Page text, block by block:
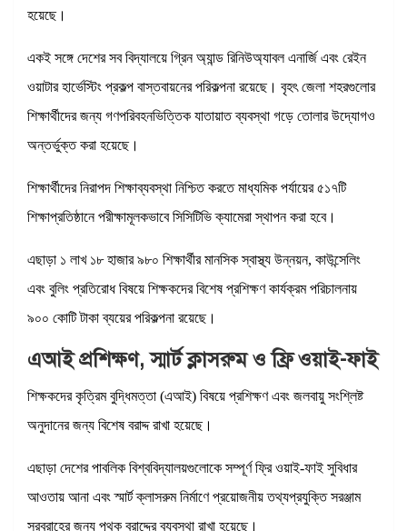
হয়েছে।
একই সঙ্গে দেশের সব বিদ্যালয়ে গ্রিন অ্যান্ড রিনিউঅ্যাবল এনার্জি এবং রেইন
ওয়াটার হার্ভেস্টিং প্রকল্প বাস্তবায়নের পরিকল্পনা রয়েছে। বৃহৎ জেলা শহরগুলোর
শিক্ষার্থীদের জন্য গণপরিবহনভিত্তিক যাতায়াত ব্যবস্থা গড়ে তোলার উদ্যোগও
অন্তর্ভুক্ত করা হয়েছে।
শিক্ষার্থীদের নিরাপদ শিক্ষাব্যবস্থা নিশ্চিত করতে মাধ্যমিক পর্যায়ের ৫১৭টি
শিক্ষাপ্রতিষ্ঠানে পরীক্ষামূলকভাবে সিসিটিভি ক্যামেরা স্থাপন করা হবে।
এছাড়া ১ লাখ ১৮ হাজার ৯৮০ শিক্ষার্থীর মানসিক স্বাস্থ্য উন্নয়ন, কাউন্সেলিং
এবং বুলিং প্রতিরোধ বিষয়ে শিক্ষকদের বিশেষ প্রশিক্ষণ কার্যক্রম পরিচালনায়
৯০০ কোটি টাকা ব্যয়ের পরিকল্পনা রয়েছে।
এআই প্রশিক্ষণ, স্মার্ট ক্লাসরুম ও ফ্রি ওয়াই-ফাই
শিক্ষকদের কৃত্রিম বুদ্ধিমত্তা (এআই) বিষয়ে প্রশিক্ষণ এবং জলবায়ু সংশ্লিষ্ট
অনুদানের জন্য বিশেষ বরাদ্দ রাখা হয়েছে।
এছাড়া দেশের পাবলিক বিশ্ববিদ্যালয়গুলোকে সম্পূর্ণ ফ্রি ওয়াই-ফাই সুবিধার
আওতায় আনা এবং স্মার্ট ক্লাসরুম নির্মাণে প্রয়োজনীয় তথ্যপ্রযুক্তি সরঞ্জাম
সরবরাহের জন্য পৃথক বরাদ্দের ব্যবস্থা রাখা হয়েছে।